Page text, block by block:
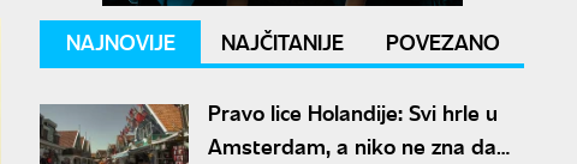
NAJNOVIJE NAJČITANIJE POVEZANO
Pravo lice Holandije: Svi hrle u
Amsterdam, a niko ne zna da